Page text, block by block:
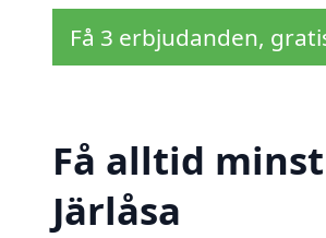
Få 3 erbjudanden,
Få alltid
Järlåsa